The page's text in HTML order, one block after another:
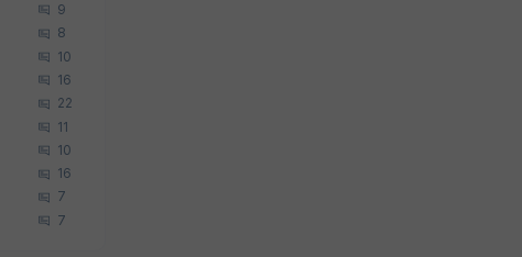
9
8
10
16
22
11
10
16
7
7